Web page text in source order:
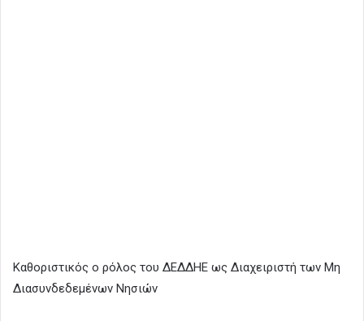
Καθοριστικός ο ρόλος του ΔΕΔΔΗΕ ως Διαχειριστή των Μη
Διασυνδεδεμένων Νησιών